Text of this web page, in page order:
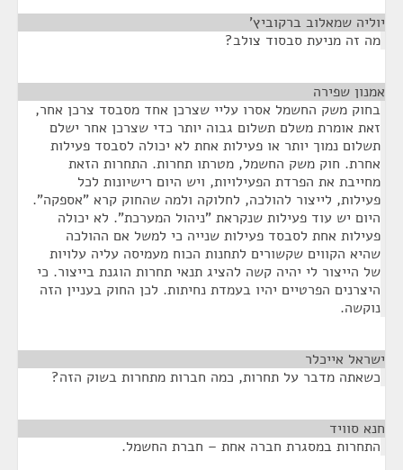
יוליה שמאלוב ברקוביץ'
מה זה מניעת סבסוד צולב?
אמנון שפירה
בחוק משק החשמל אסרו עליי שצרכן אחד מסבסד צרכן אחר,
זאת אומרת משלם תשלום גבוה יותר כדי שצרכן אחר ישלם
תשלום נמוך יותר או פעילות אחת לא יכולה לסבסד פעילות
אחרת. חוק משק החשמל, מטרתו תחרות. התחרות הזאת
מחייבת את הפרדת הפעילויות, ויש היום רישיונות לכל
פעילות, לייצור להולכה, לחלוקה ולמה שהחוק קרא "אספקה".
היום יש עוד פעילות שנקראת "ניהול המערכת". לא יכולה
פעילות אחת לסבסד פעילות שנייה כי למשל אם ההולכה
שהיא הקווים שקשורים לתחנות הכוח מעמיסה עליה עלויות
של הייצור לי יהיה קשה להציג תנאי תחרות הוגנת בייצור. כי
היצרנים הפרטיים יהיו בעמדת נחיתות. לכן החוק בעניין הזה
נוקשה.
ישראל אייכלר
כשאתה מדבר על תחרות, כמה חברות מתחרות בשוק הזה?
חנא סוויד
התחרות במסגרת חברה אחת – חברת החשמל.